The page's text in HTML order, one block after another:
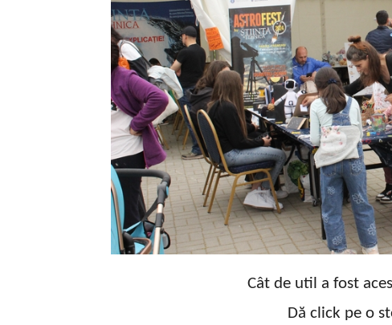
Cât de util a fost
Dă click pe o